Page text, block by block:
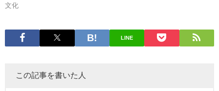
文化
LINE
この記事を書いた人